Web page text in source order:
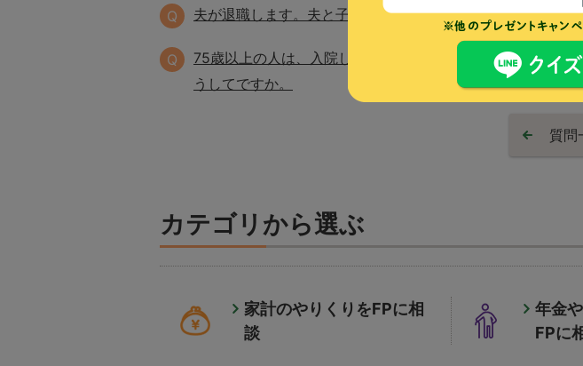
Q 夫が退職します。夫と子供の健康保険はどうすればよいでし
Q
75歳以上の人は、入院してもひと月の医療費の自己負担額
うしてですか。
質問
カテゴリから選ぶ
家計のやりくりをFPに相
談
年金
FPに